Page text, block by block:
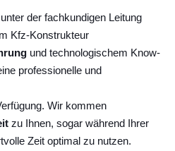
der fachkundigen Leitung
Kfz-Konstrukteur
und technologischem Know-
professionelle und
Wir kommen
zu Ihnen, sogar während Ihrer
Zeit optimal zu nutzen.